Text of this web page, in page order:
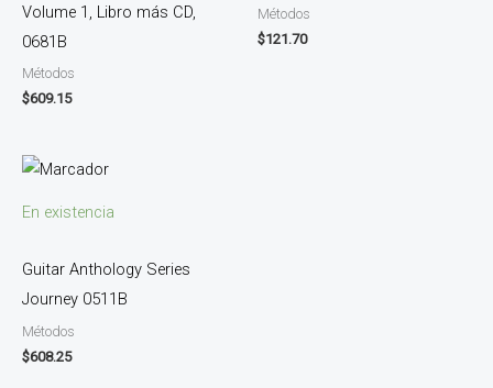
Volume 1, Libro más CD,
0681B
Métodos
$609.15
Métodos
$121.70
En existencia
Guitar Anthology Series
Journey 0511B
Métodos
$608.25